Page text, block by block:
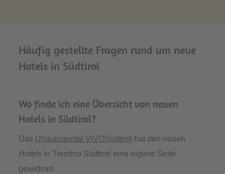
Häufig gestellte Fragen rund um neue
Hotels in Südtirol
Wo finde ich eine Übersicht von neuen
Hotels in Südtirol?
Das Urlaubsportal VIVOSüdtirol
hat den neuen
Hotels in Trentino Südtirol eine eigene Seite
gewidmet.